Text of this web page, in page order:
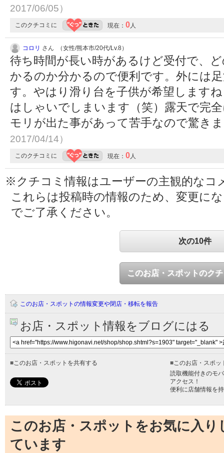
2017/06/05）
このクチコミに 現在： 0人
コロリ さん （女性/熊本市/20代/Lv.8）
待ち時間が長い時があるけど受付で、
かるのか分かるので便利です。外には
す。やはり滑り台を子供が希望します
はしゃいでしまいます（笑）露天で完
モリが出た事があって苦手なので驚き
2017/04/14）
このクチコミに 現在： 0人
※クチコミ情報はユーザーの主観的なコ
これらは投稿時の情報のため、変更に
でご了承ください。
次の10件
このお店・スポットのク
このお店・スポットの情報変更や閉店・移転を報告
お店・スポット情報をブログにはる
■このお店・スポットを共有する ■このお店・スポッ
読取機能付きのモ
アクセス！
便利に店舗情報を
このお店・スポットをお気に入
ています